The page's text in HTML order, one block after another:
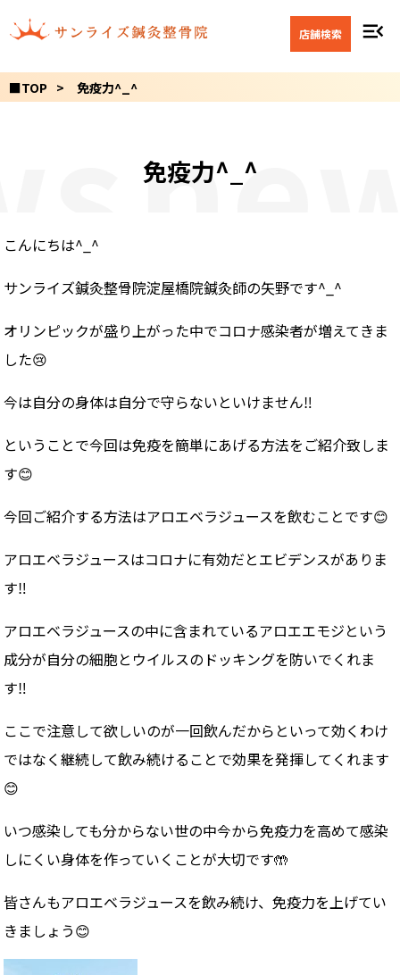
店舗検索 menu_open
■TOP 免疫力^_^
免疫力^_^
こんにちは^_^
サンライズ鍼灸整骨院淀屋橋院鍼灸師の矢野です^_^
オリンピックが盛り上がった中でコロナ感染者が増えてきま
した😢
今は自分の身体は自分で守らないといけません‼️
ということで今回は免疫を簡単にあげる方法をご紹介致しま
す😊
今回ご紹介する方法はアロエベラジュースを飲むことです😊
アロエベラジュースはコロナに有効だとエビデンスがありま
す‼️
アロエベラジュースの中に含まれているアロエエモジという
成分が自分の細胞とウイルスのドッキングを防いでくれま
す‼️
ここで注意して欲しいのが一回飲んだからといって効くわけ
ではなく継続して飲み続けることで効果を発揮してくれます
😊
いつ感染しても分からない世の中今から免疫力を高めて感染
しにくい身体を作っていくことが大切です🤲
皆さんもアロエベラジュースを飲み続け、免疫力を上げてい
きましょう😊